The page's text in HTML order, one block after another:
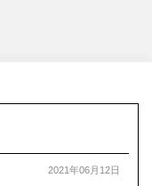
2021年06月12日